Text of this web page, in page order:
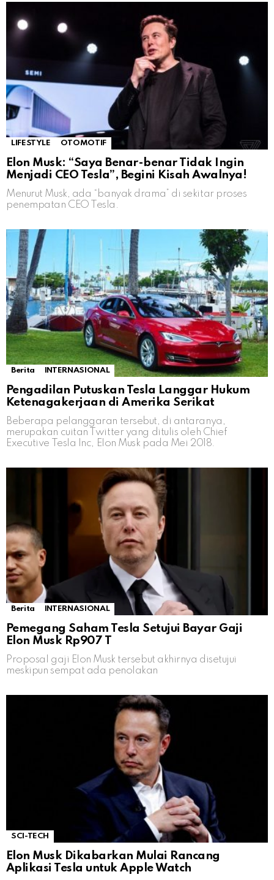
LIFESTYLE OTOMOTIF
Elon Musk: “Saya Benar-benar Tidak Ingin
Menjadi CEO Tesla”, Begini Kisah Awalnya!
Menurut Musk, ada “banyak drama” di sekitar proses
penempatan CEO Tesla.
Berita INTERNASIONAL
Pengadilan Putuskan Tesla Langgar Hukum
Ketenagakerjaan di Amerika Serikat
Beberapa pelanggaran tersebut, di antaranya,
merupakan cuitan Twitter yang ditulis oleh Chief
Executive Tesla Inc, Elon Musk pada Mei 2018.
Berita INTERNASIONAL
Pemegang Saham Tesla Setujui Bayar Gaji
Elon Musk Rp907 T
Proposal gaji Elon Musk tersebut akhirnya disetujui
meskipun sempat ada penolakan
SCI-TECH
Elon Musk Dikabarkan Mulai Rancang
Aplikasi Tesla untuk Apple Watch